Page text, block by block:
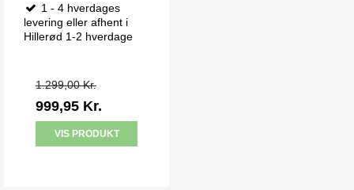
1 - 4 hverdages
levering eller afhent i
Hillerød 1-2 hverdage
1.299,00 Kr.
999,95 Kr.
VIS PRODUKT